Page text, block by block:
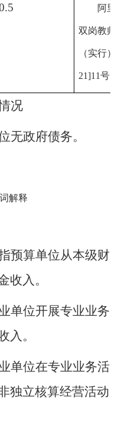
阿
双岗教
（实行
21]11号
况
无政府债务。
解释
预算单位从本级财
收入。
单位开展专业业务
入。
单位在专业业务活
独立核算经营活动